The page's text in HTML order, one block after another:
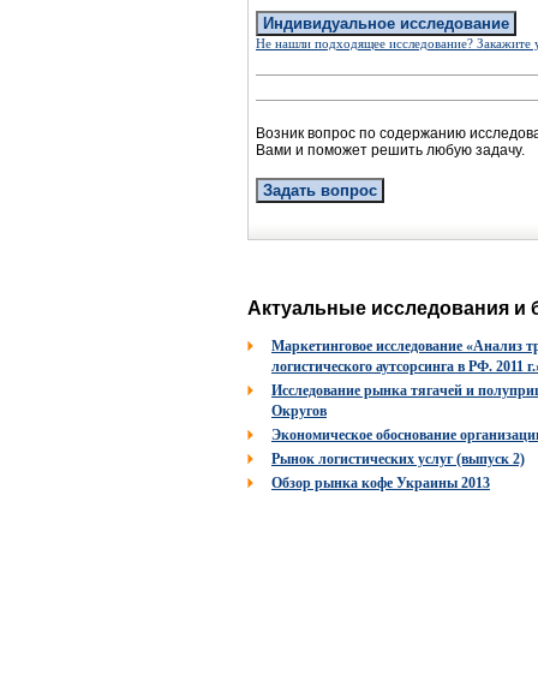
Индивидуальное исследование
Не нашли подходящее исследование? Закажите
Возник вопрос по содержанию
Вами и поможет решить любую задачу.
Задать вопрос
Актуальные исследования и
Маркетинговое исследование «Анализ
логистического аутсорсинга в РФ. 2011
Исследование рынка тягачей и
Округов
Экономическое обоснование
Рынок логистических услуг (выпуск 2)
Обзор рынка кофе Украины 2013